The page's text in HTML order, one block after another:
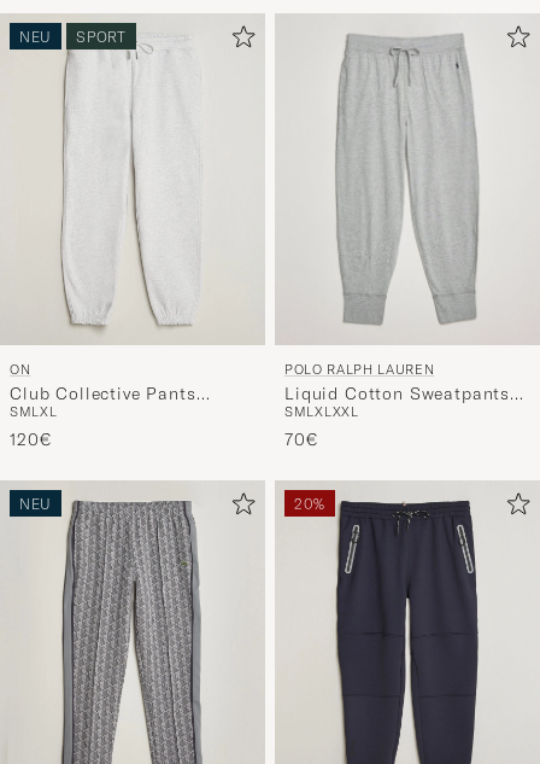
NEU SPORT
ON
Club Collective Pants
Crater
SMLXL
120€
POLO RALPH LAUREN
Liquid Cotton Sweatpants
Andover Heather
SMLXLXXL
70€
NEU 20%